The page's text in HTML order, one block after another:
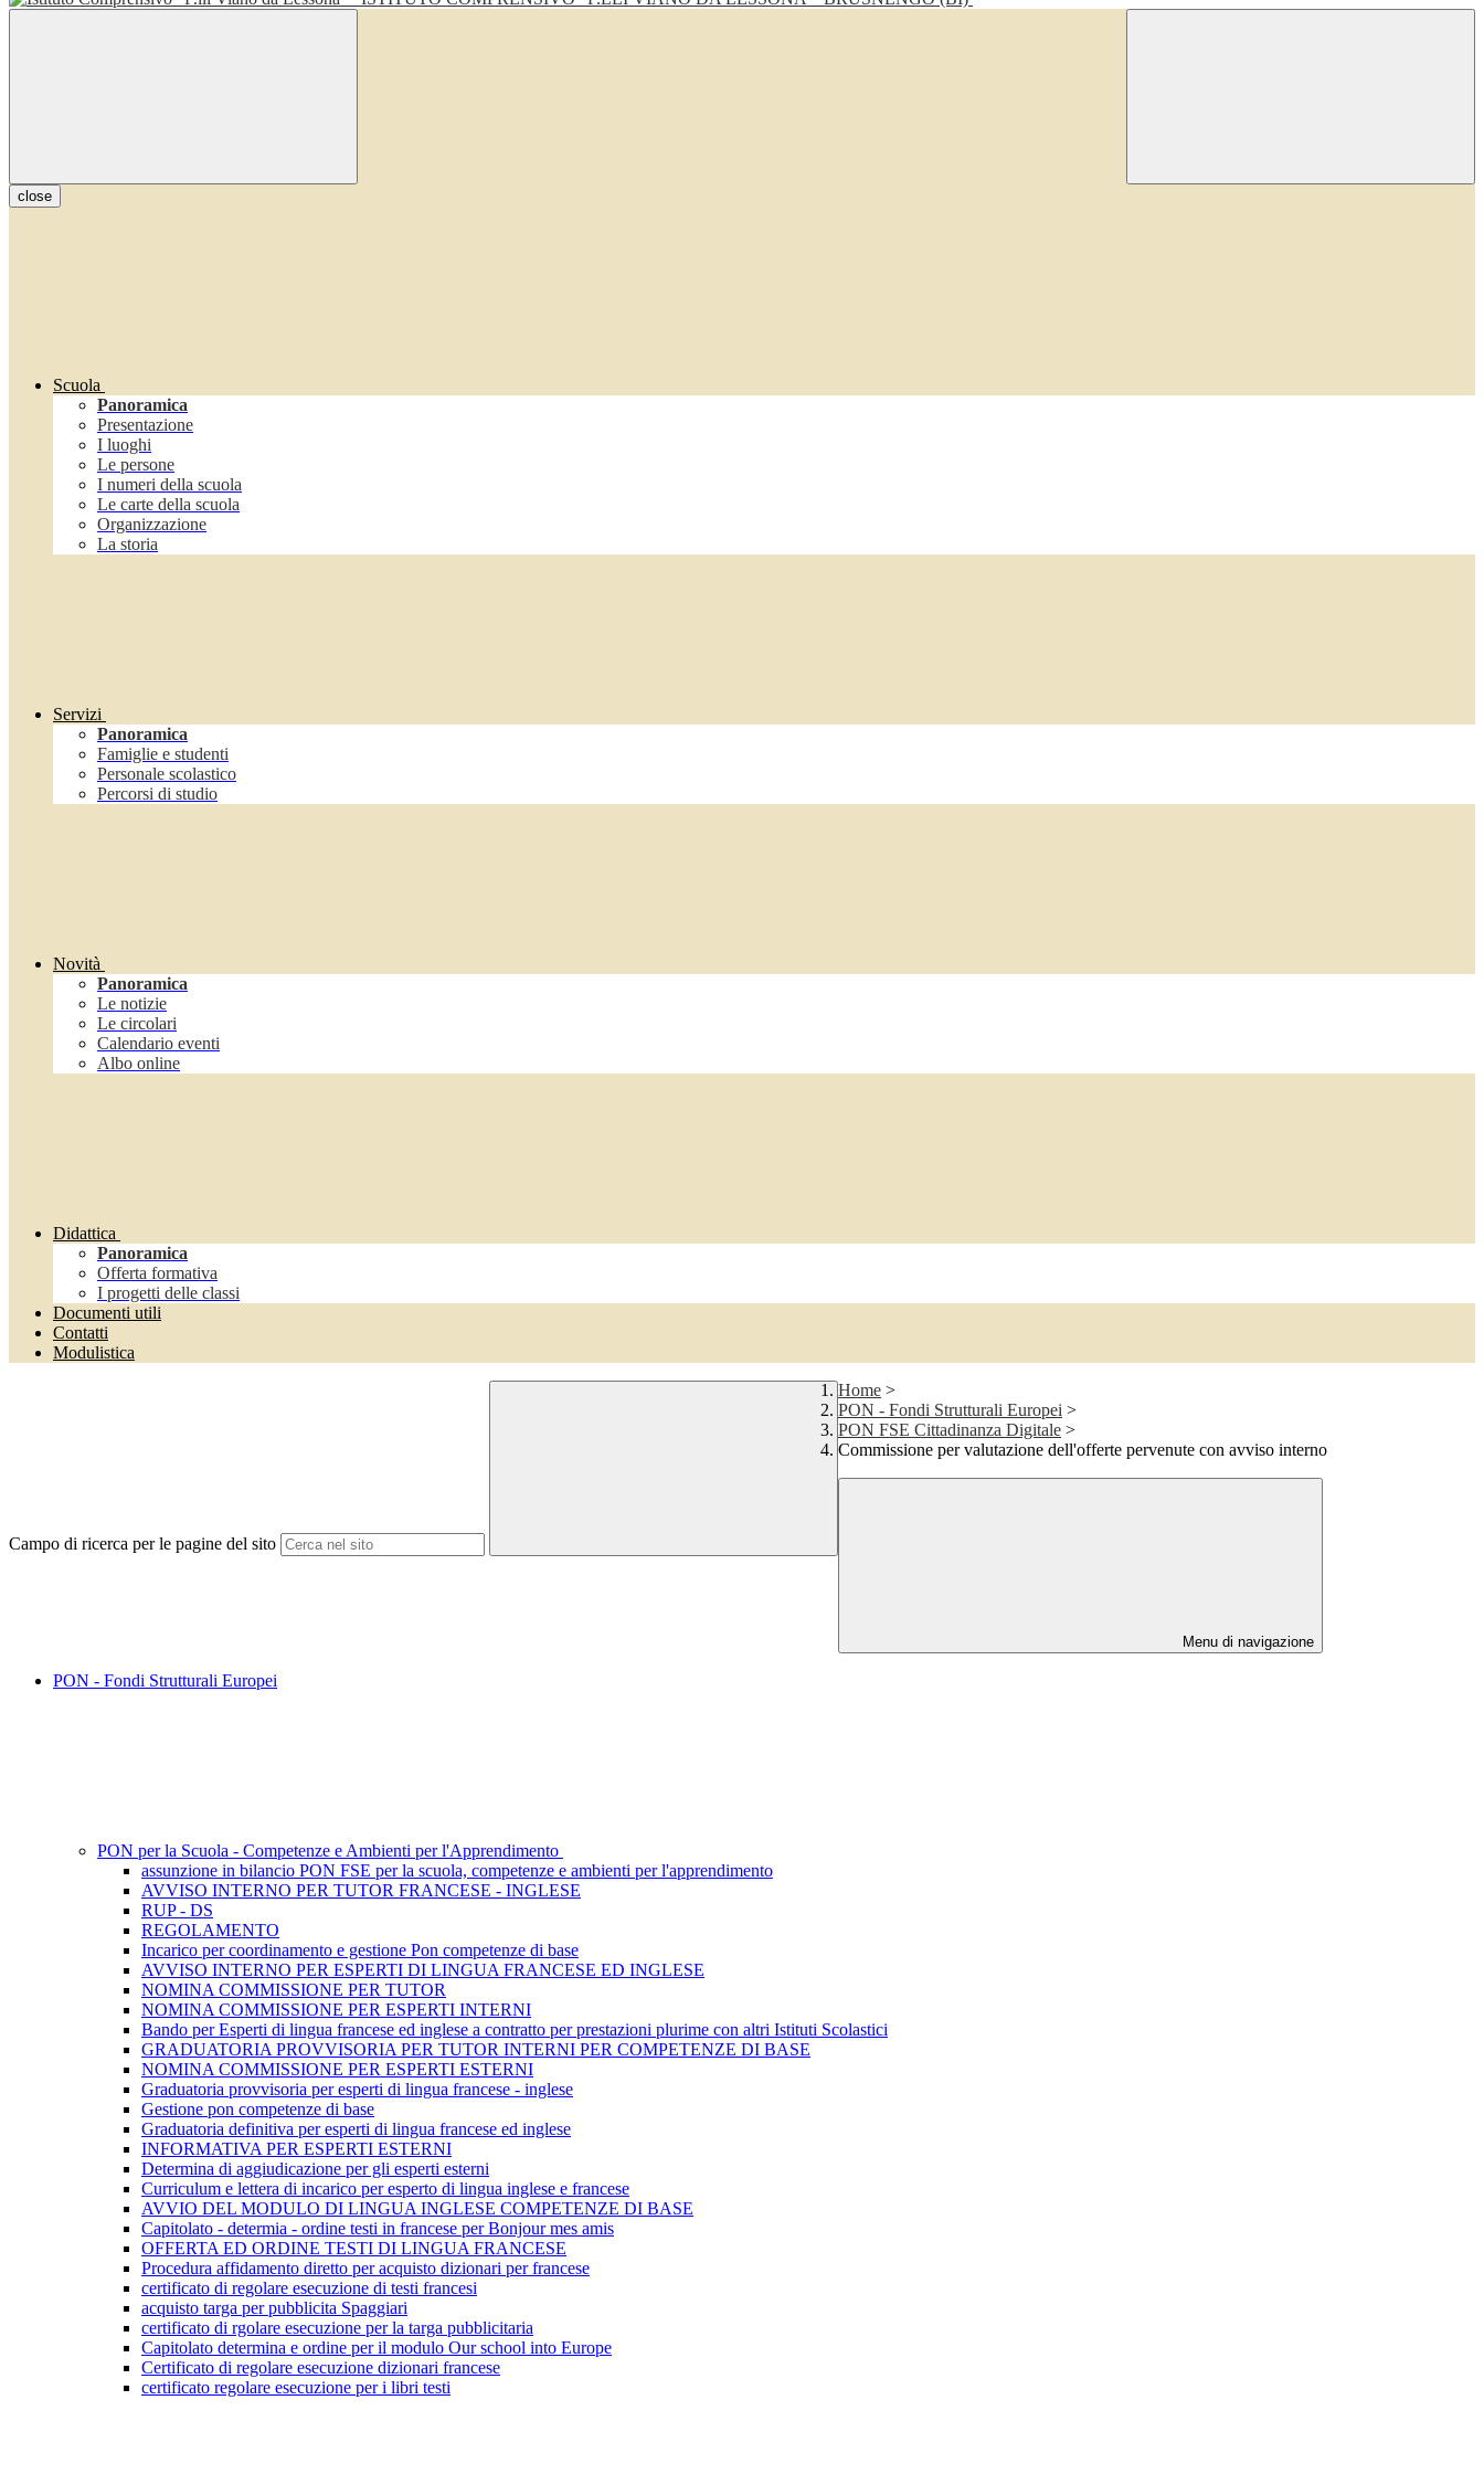
close
Scuola
Panoramica
Presentazione
I luoghi
Le persone
I numeri della scuola
Le carte della scuola
Organizzazione
La storia
Servizi
Panoramica
Famiglie e studenti
Personale scolastico
Percorsi di studio
Novità
Panoramica
Le notizie
Le circolari
Calendario eventi
Albo online
Didattica
Panoramica
Offerta formativa
I progetti delle classi
Documenti utili
Contatti
Modulistica
Campo di ricerca per le pagine del sito
Home >
PON - Fondi Strutturali Europei >
PON FSE Cittadinanza Digitale >
Commissione per valutazione dell'offerte pervenute con avviso interno
Menu di navigazione
PON - Fondi Strutturali Europei
PON per la Scuola - Competenze e Ambienti per l'Apprendimento
assunzione in bilancio PON FSE per la scuola, competenze e ambienti per l'apprendimento
AVVISO INTERNO PER TUTOR FRANCESE - INGLESE
RUP - DS
REGOLAMENTO
Incarico per coordinamento e gestione Pon competenze di base
AVVISO INTERNO PER ESPERTI DI LINGUA FRANCESE ED INGLESE
NOMINA COMMISSIONE PER TUTOR
NOMINA COMMISSIONE PER ESPERTI INTERNI
Bando per Esperti di lingua francese ed inglese a contratto per prestazioni plurime con altri Istituti Scolastici
GRADUATORIA PROVVISORIA PER TUTOR INTERNI PER COMPETENZE DI BASE
NOMINA COMMISSIONE PER ESPERTI ESTERNI
Graduatoria provvisoria per esperti di lingua francese - inglese
Gestione pon competenze di base
Graduatoria definitiva per esperti di lingua francese ed inglese
INFORMATIVA PER ESPERTI ESTERNI
Determina di aggiudicazione per gli esperti esterni
Curriculum e lettera di incarico per esperto di lingua inglese e francese
AVVIO DEL MODULO DI LINGUA INGLESE COMPETENZE DI BASE
Capitolato - determia - ordine testi in francese per Bonjour mes amis
OFFERTA ED ORDINE TESTI DI LINGUA FRANCESE
Procedura affidamento diretto per acquisto dizionari per francese
certificato di regolare esecuzione di testi francesi
acquisto targa per pubblicita Spaggiari
certificato di rgolare esecuzione per la targa pubblicitaria
Capitolato determina e ordine per il modulo Our school into Europe
Certificato di regolare esecuzione dizionari francese
certificato regolare esecuzione per i libri testi